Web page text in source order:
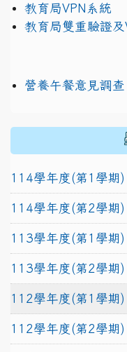
教育局VPN系統
教育局雙重驗證
營養午餐意見調查
114學年度(第1學期)
114學年度(第2學期)
113學年度(第1學期)
113學年度(第2學期)
112學年度(第1學期)
112學年度(第2學期)